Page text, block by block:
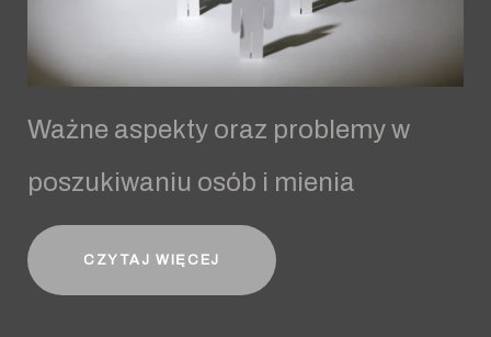
Ważne aspekty oraz problemy w
poszukiwaniu osób i mienia
CZYTAJ WIĘCEJ